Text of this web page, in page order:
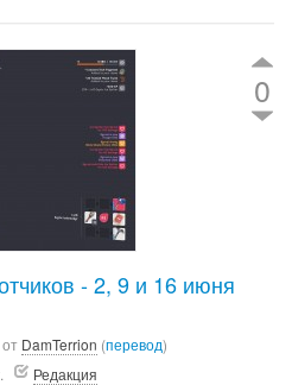
0
- 2, 9 и 16 июня
от DamTerrion (перевод)
Редакция